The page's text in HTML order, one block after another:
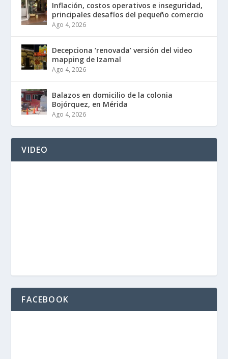
Inflación, costos operativos e inseguridad,
principales desafíos del pequeño comercio
Ago 4, 2026
Decepciona ‘renovada’ versión del video
mapping de Izamal
Ago 4, 2026
Balazos en domicilio de la colonia
Bojórquez, en Mérida
Ago 4, 2026
VIDEO
FACEBOOK